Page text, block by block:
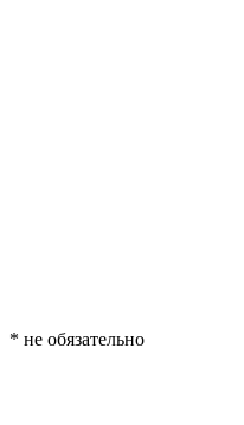
* не обязательно